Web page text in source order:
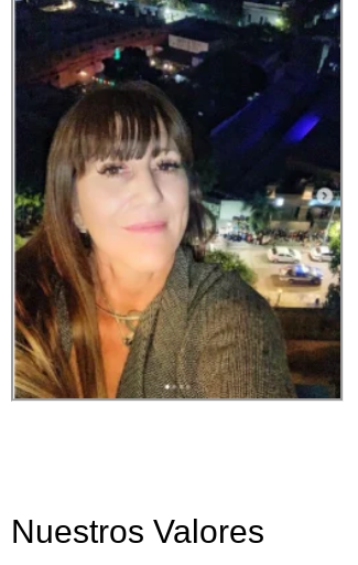
Nuestros Valores